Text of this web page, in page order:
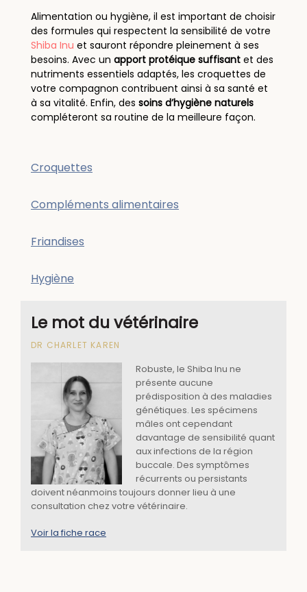
Alimentation ou hygiène, il est important de choisir
des formules qui respectent la sensibilité de votre
Shiba Inu et sauront répondre pleinement à ses
besoins. Avec un apport protéique suffisant et des
nutriments essentiels adaptés, les croquettes de
votre compagnon contribuent ainsi à sa santé et
à sa vitalité. Enfin, des soins d’hygiène naturels
compléteront sa routine de la meilleure façon.
Croquettes
Compléments alimentaires
Friandises
Hygiène
Le mot du vétérinaire
DR CHARLET KAREN
Robuste, le Shiba Inu ne
présente aucune
prédisposition à des maladies
génétiques. Les spécimens
mâles ont cependant
davantage de sensibilité quant
aux infections de la région
buccale. Des symptômes
récurrents ou persistants
doivent néanmoins toujours donner lieu à une
consultation chez votre vétérinaire.
Voir la fiche race